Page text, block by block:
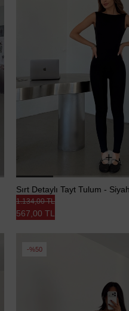
Sırt Detaylı Tayt Tulum - Siyah
567,00 TL
1.134,00 TL
%50